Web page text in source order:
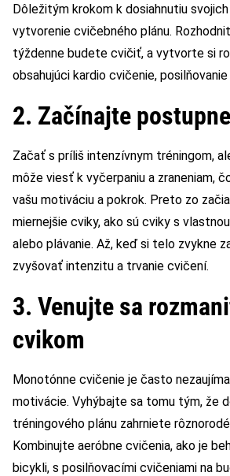
Dôležitým krokom k dosiahnutiu
vytvorenie cvičebného plánu.
týždenne budete cvičiť, a vytvorte si
obsahujúci kardio cvičenie,
2. Začínajte postupne
Začať s príliš intenzívnym tréningom,
môže viesť k vyčerpaniu a zraneniam,
vašu motiváciu a pokrok. Preto zo
miernejšie cviky, ako sú cviky s
alebo plávanie. Až, keď si telo zvykne
zvyšovať intenzitu a trvanie cvičení.
3. Venujte sa
cvikom
Monotónne cvičenie je často
motivácie. Vyhýbajte sa tomu tým, že
tréningového plánu zahrniete
Kombinujte aeróbne cvičenia, ako je
bicykli, s posilňovacími cvičeniami na